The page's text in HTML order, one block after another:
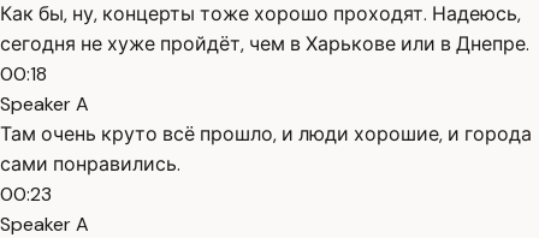
Как бы, ну, концерты тоже хорошо проходят. Надеюсь,
сегодня не хуже пройдёт, чем в Харькове или в Днепре.
00:18
Speaker A
Там очень круто всё прошло, и люди хорошие, и города
сами понравились.
00:23
Speaker A